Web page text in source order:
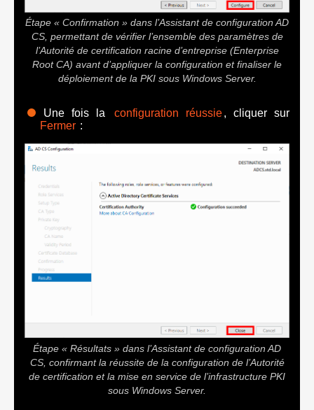
Étape « Confirmation » dans l’Assistant de configuration AD
CS, permettant de vérifier l’ensemble des paramètres de
l’Autorité de certification racine d’entreprise (Enterprise
Root CA) avant d’appliquer la configuration et finaliser le
déploiement de la PKI sous Windows Server.
Une fois la configuration réussie, cliquer sur
Fermer :
Étape « Résultats » dans l’Assistant de configuration AD
CS, confirmant la réussite de la configuration de l’Autorité
de certification et la mise en service de l’infrastructure PKI
sous Windows Server.